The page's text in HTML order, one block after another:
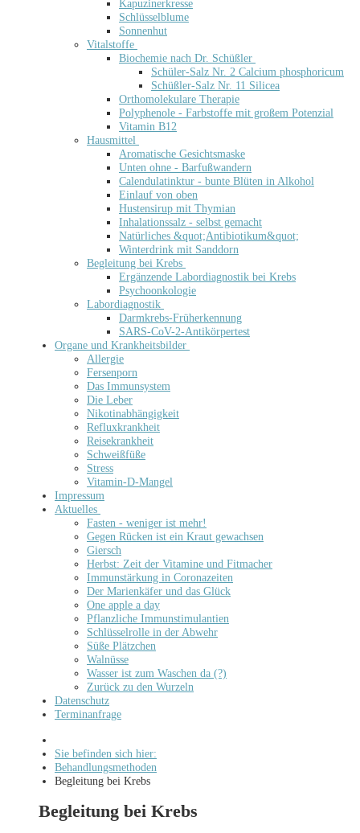
Kapuzinerkresse
Schlüsselblume
Sonnenhut
Vitalstoffe
Biochemie nach Dr. Schüßler
Schüler-Salz Nr. 2 Calcium phosphoricum
Schüßler-Salz Nr. 11 Silicea
Orthomolekulare Therapie
Polyphenole - Farbstoffe mit großem Potenzial
Vitamin B12
Hausmittel
Aromatische Gesichtsmaske
Unten ohne - Barfußwandern
Calendulatinktur - bunte Blüten in Alkohol
Einlauf von oben
Hustensirup mit Thymian
Inhalationssalz - selbst gemacht
Natürliches &quot;Antibiotikum&quot;
Winterdrink mit Sanddorn
Begleitung bei Krebs
Ergänzende Labordiagnostik bei Krebs
Psychoonkologie
Labordiagnostik
Darmkrebs-Früherkennung
SARS-CoV-2-Antikörpertest
Organe und Krankheitsbilder
Allergie
Fersenporn
Das Immunsystem
Die Leber
Nikotinabhängigkeit
Refluxkrankheit
Reisekrankheit
Schweißfüße
Stress
Vitamin-D-Mangel
Impressum
Aktuelles
Fasten - weniger ist mehr!
Gegen Rücken ist ein Kraut gewachsen
Giersch
Herbst: Zeit der Vitamine und Fitmacher
Immunstärkung in Coronazeiten
Der Marienkäfer und das Glück
One apple a day
Pflanzliche Immunstimulantien
Schlüsselrolle in der Abwehr
Süße Plätzchen
Walnüsse
Wasser ist zum Waschen da (?)
Zurück zu den Wurzeln
Datenschutz
Terminanfrage
Sie befinden sich hier:
Behandlungsmethoden
Begleitung bei Krebs
Begleitung bei Krebs